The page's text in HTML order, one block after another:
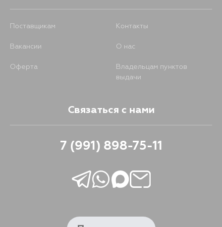
Поставщикам Контакты
Вакансии О нас
Оферта
Владельцам пунктов
выдачи
Связаться с нами
7 (991) 898-75-11